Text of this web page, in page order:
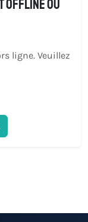
offline ou
ligne. Veuillez